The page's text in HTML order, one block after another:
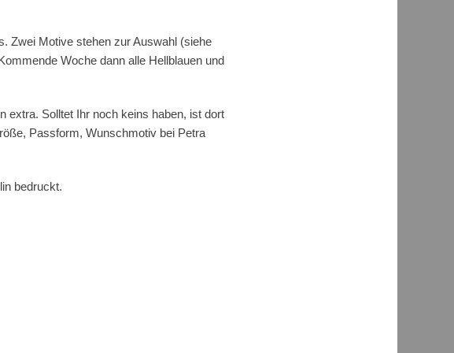
Zwei Motive stehen zur Auswahl (siehe
Woche dann alle Hellblauen und
extra. Solltet Ihr noch keins haben, ist dort
Passform, Wunschmotiv bei Petra
bedruckt.